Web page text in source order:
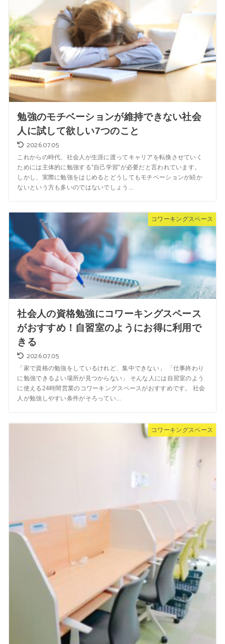
勉強のモチベーションが維持できない社会
人に試して欲しい7つのこと
2026.07.05
これからの時代、社会人が生涯に渡ってキャリアを転換させていく
ためには主体的に勉強する”自己学習”が必要だと言われています。
しかし、実際に勉強をはじめるとどうしてもモチベーションが続か
ないという方も多いのではないでしょう...
コワーキングスペース
社会人の資格勉強にコワーキングスペース
がおすすめ！自習室のようにお得に利用で
きる
2026.07.05
「家で資格の勉強をしているけれど、集中できない」 「仕事終わり
に勉強できるよい場所が見つからない」 そんな人には自習室のよう
に使える24時間営業のコワーキングスペースがおすすめです。 社会
人が勉強しやすい条件がそろってい...
コワーキングスペース